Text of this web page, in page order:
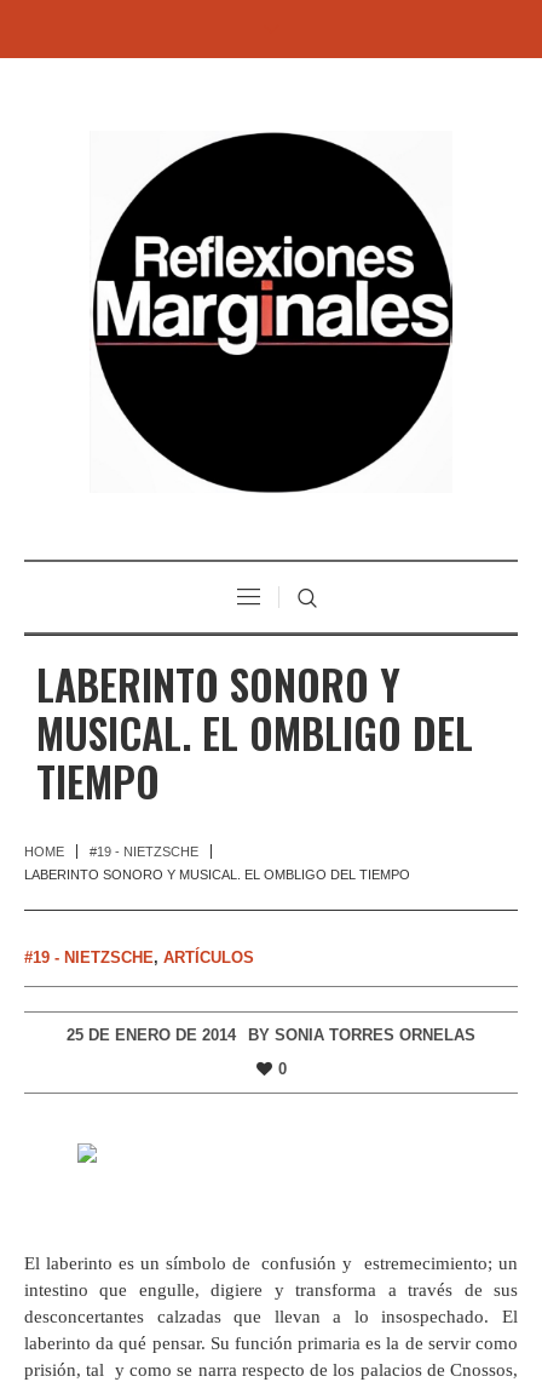
LABERINTO SONORO Y
MUSICAL. EL OMBLIGO DEL
TIEMPO
HOME
#19 - NIETZSCHE
LABERINTO SONORO Y MUSICAL. EL OMBLIGO DEL TIEMPO
#19 - NIETZSCHE, ARTÍCULOS
25 DE ENERO DE 2014 BY SONIA TORRES ORNELAS
0
El laberinto es un símbolo de confusión y estremecimiento; un
intestino que engulle, digiere y transforma a través de sus
desconcertantes calzadas que llevan a lo insospechado. El
laberinto da qué pensar. Su función primaria es la de servir como
prisión, tal y como se narra respecto de los palacios de Cnossos,